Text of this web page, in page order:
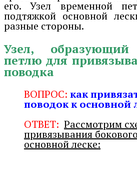
его. Узел временной
подтяжкой основной
разные стороны.
Узел, образующий
петлю для
поводка
ВОПРОС: как
поводок к основной
ОТВЕТ: Рассмотрим
привязывания
основной леске: